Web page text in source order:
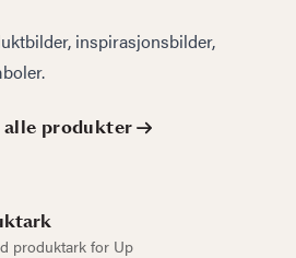
inspirasjonsbilder,
produkter
produktark for Up